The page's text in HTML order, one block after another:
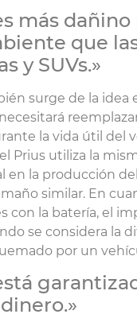
más dañino
que
y SUVs.»
surge de la idea
la vida útil del
Prius utiliza la
en la producción
similar. En
con la batería, el
se considera la
por un